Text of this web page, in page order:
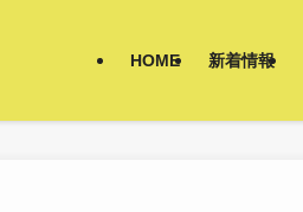
HOME 新着情報